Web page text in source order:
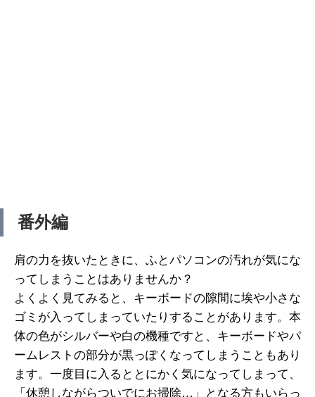
番外編
肩の力を抜いたときに、ふとパソコンの汚れが気にな
ってしまうことはありませんか？
よくよく見てみると、キーボードの隙間に埃や小さな
ゴミが入ってしまっていたりすることがあります。本
体の色がシルバーや白の機種ですと、キーボードやパ
ームレストの部分が黒っぽくなってしまうこともあり
ます。一度目に入るととにかく気になってしまって、
「休憩しながらついでにお掃除…」となる方もいらっ